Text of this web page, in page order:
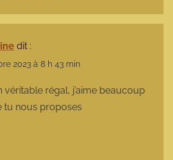
dit :
2023 à 8 h 43 min
véritable régal, j’aime beaucoup
tu nous proposes